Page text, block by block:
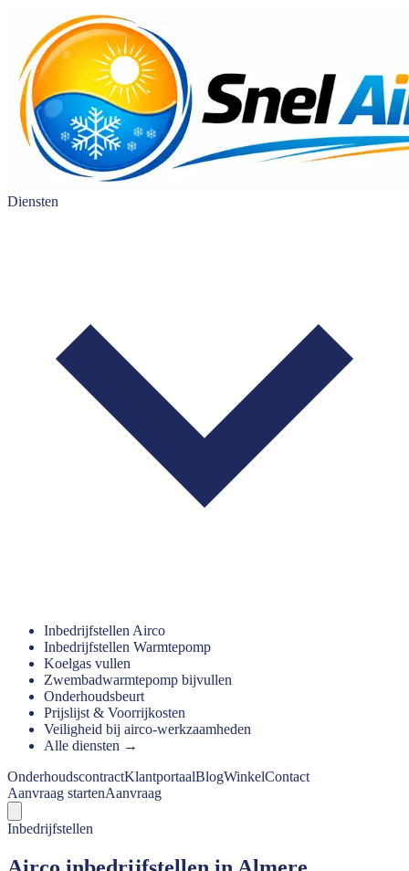
Diensten
Inbedrijfstellen Airco
Inbedrijfstellen Warmtepomp
Koelgas vullen
Zwembadwarmtepomp bijvullen
Onderhoudsbeurt
Prijslijst & Voorrijkosten
Veiligheid bij airco-werkzaamheden
Alle diensten →
OnderhoudscontractKlantportaalBlogWinkelContact
Aanvraag startenAanvraag
Inbedrijfstellen